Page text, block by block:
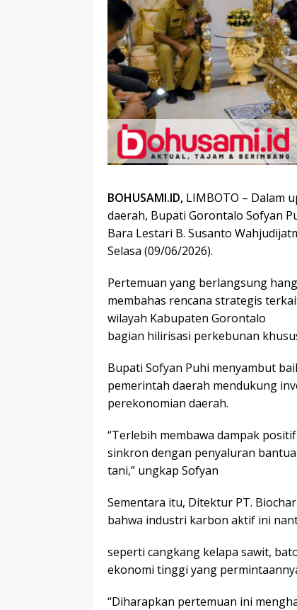
BOHUSAMI.ID, LIMBOTO – Dalam
daerah, Bupati Gorontalo Sofyan
Bara Lestari B. Susanto
Selasa (09/06/2026).
Pertemuan yang berlangsung
membahas rencana strategis
wilayah Kabupaten Gorontalo
bagian hilirisasi perkebunan
Bupati Sofyan Puhi menyambut
pemerintah daerah mendukung
perekonomian daerah.
“Terlebih membawa dampak
sinkron dengan penyaluran
tani,” ungkap Sofyan
Sementara itu, Ditektur PT.
bahwa industri karbon aktif ini
seperti cangkang kelapa sawit,
ekonomi tinggi yang
“Diharapkan pertemuan ini